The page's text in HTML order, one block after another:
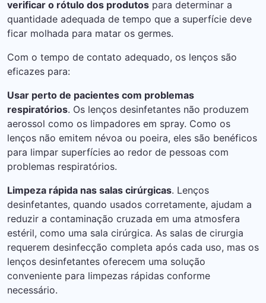
verificar o rótulo dos produtos para determinar a
quantidade adequada de tempo que a superfície deve
ficar molhada para matar os germes.
Com o tempo de contato adequado, os lenços são
eficazes para:
Usar perto de pacientes com problemas
respiratórios. Os lenços desinfetantes não produzem
aerossol como os limpadores em spray. Como os
lenços não emitem névoa ou poeira, eles são benéficos
para limpar superfícies ao redor de pessoas com
problemas respiratórios.
Limpeza rápida nas salas cirúrgicas. Lenços
desinfetantes, quando usados ​​corretamente, ajudam a
reduzir a contaminação cruzada em uma atmosfera
estéril, como uma sala cirúrgica. As salas de cirurgia
requerem desinfecção completa após cada uso, mas os
lenços desinfetantes oferecem uma solução
conveniente para limpezas rápidas conforme
necessário.